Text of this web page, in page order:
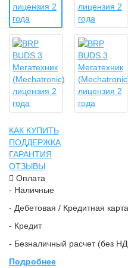
КАК КУПИТЬ
ПОДДЕРЖКА
ГАРАНТИЯ
ОТЗЫВЫ
Оплата
- Наличные
- Дебетовая / Кредитная карта
- Кредит
- Безналичный расчет (без
Подробнее